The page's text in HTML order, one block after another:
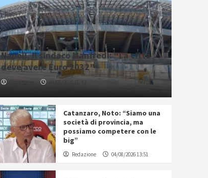
Napoli, il sindaco Manfredi: “La città
deve avere Euro 2032”
Redazione
Catanzaro, Noto: “Siamo una
società di provincia, ma
possiamo competere con le
big”
Redazione 04/08/2026 13:51